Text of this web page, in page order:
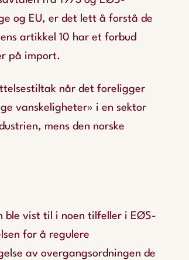
og EU, er det lett å forstå de
artikkel 10 har et forbud
på import.
når det foreligger
vanskeligheter» i en sektor
mens den norske
ble vist til i noen tilfeller i EØS-
for å regulere
av overgangsordningen de